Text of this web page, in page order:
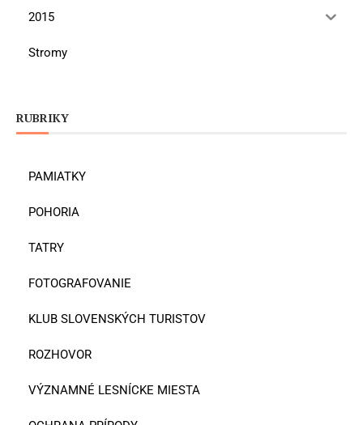
2015
Stromy
RUBRIKY
PAMIATKY
POHORIA
TATRY
FOTOGRAFOVANIE
KLUB SLOVENSKÝCH TURISTOV
ROZHOVOR
VÝZNAMNÉ LESNÍCKE MIESTA